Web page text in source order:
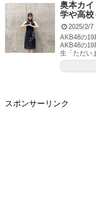
奥本カ
学や高
2025/2/7
AKB48の19
AKB48の19
生「ただい
スポンサーリンク